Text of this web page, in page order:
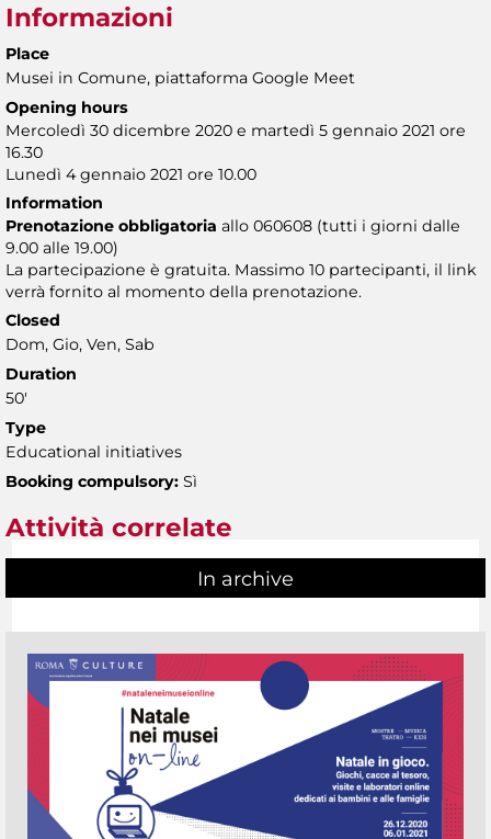
Informazioni
Place
Musei in Comune, piattaforma Google Meet
Opening hours
Mercoledì 30 dicembre 2020 e martedì 5 gennaio 2021 ore
16.30
Lunedì 4 gennaio 2021 ore 10.00
Information
Prenotazione obbligatoria allo 060608 (tutti i giorni dalle
9.00 alle 19.00)
La partecipazione è gratuita. Massimo 10 partecipanti, il link
verrà fornito al momento della prenotazione.
Closed
Dom, Gio, Ven, Sab
Duration
50'
Type
Educational initiatives
Booking compulsory: Sì
Attività correlate
In archive